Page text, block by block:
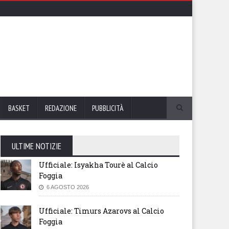
BASKET REDAZIONE PUBBLICITÀ
ULTIME NOTIZIE
Ufficiale: Isyakha Tourè al Calcio
Foggia
6 AGOSTO 2026
Ufficiale: Timurs Azarovs al Calcio
Foggia